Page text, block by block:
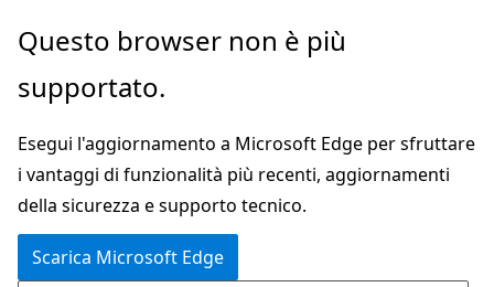
Ignora
passa
contenuto
principale
Questo browser non è più
supportato.
Esegui l'aggiornamento a Microsoft Edge per sfruttare
i vantaggi di funzionalità più recenti, aggiornamenti
della sicurezza e supporto tecnico.
Scarica Microsoft Edge